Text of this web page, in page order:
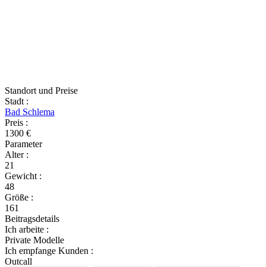
Standort und Preise
Stadt :
Bad Schlema
Preis :
1300 €
Parameter
Alter :
21
Gewicht :
48
Größe :
161
Beitragsdetails
Ich arbeite :
Private Modelle
Ich empfange Kunden :
Outcall